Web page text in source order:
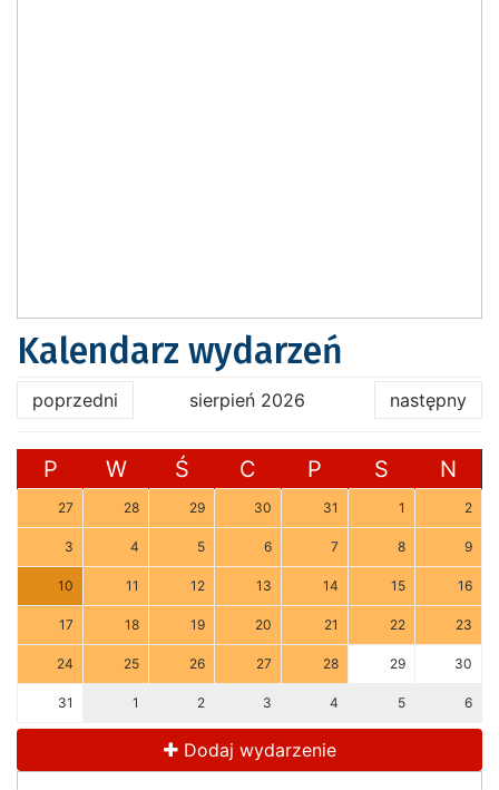
Kalendarz wydarzeń
poprzedni sierpień 2026 następny
P W Ś C P S N
27 28 29 30 31 1 2
3 4 5 6 7 8 9
10 11 12 13 14 15 16
17 18 19 20 21 22 23
24 25 26 27 28 29 30
31 1 2 3 4 5 6
Dodaj wydarzenie